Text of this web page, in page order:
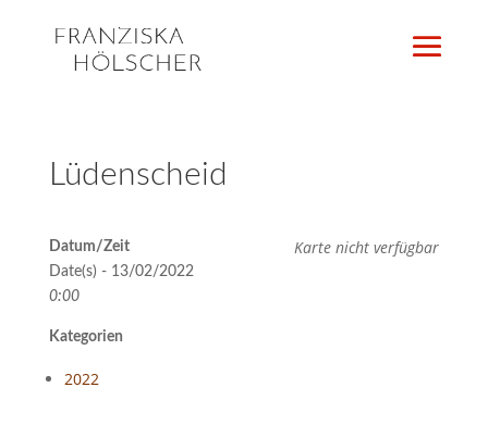
Lüdenscheid
Karte nicht verfügbar
Datum/Zeit
Date(s) - 13/02/2022
0:00
Kategorien
2022